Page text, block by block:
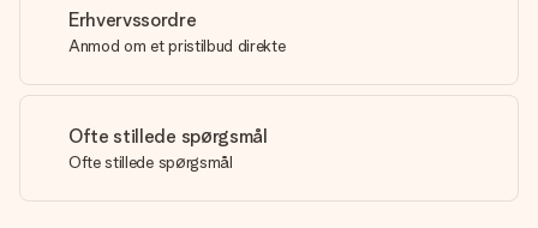
Erhvervssordre
Anmod om et pristilbud direkte
Ofte stillede spørgsmål
Ofte stillede spørgsmål